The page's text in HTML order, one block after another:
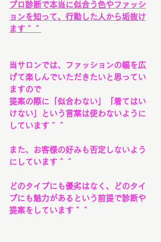
プロ診断で本当に似合う色やファッシ
ョンを知って、行動した人から垢抜け
ます＾＾
当サロンでは、ファッションの幅を広
げて楽しんでいただきたいと思ってい
ますので
提案の際に「似合わない」「着てはい
けない」という言葉は使わないように
しています＾＾
また、お客様の好みも否定しないよう
にしています＾＾
どのタイプにも優劣はなく、どのタイ
プにも魅力があるという前提で診断や
提案をしています＾＾